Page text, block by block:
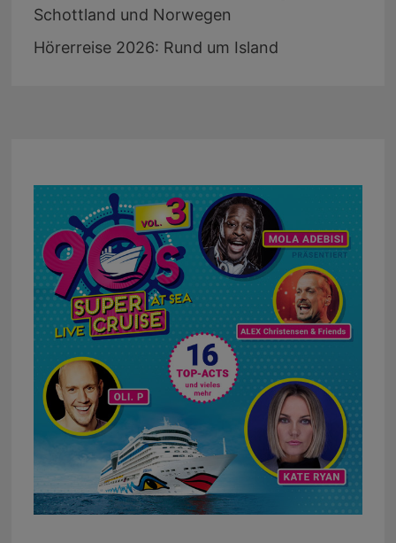
Schottland und Norwegen
Hörerreise 2026: Rund um Island